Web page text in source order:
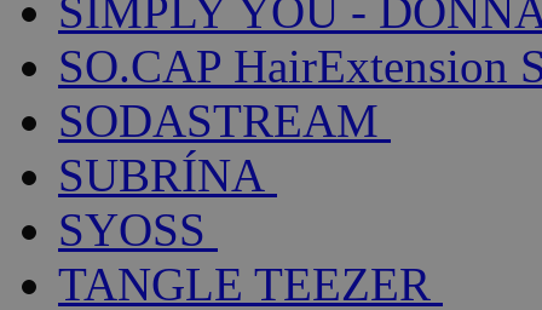
SIMPLY YOU -
SO.CAP HairExtension
SODASTREAM
SUBRÍNA
SYOSS
TANGLE TEEZER